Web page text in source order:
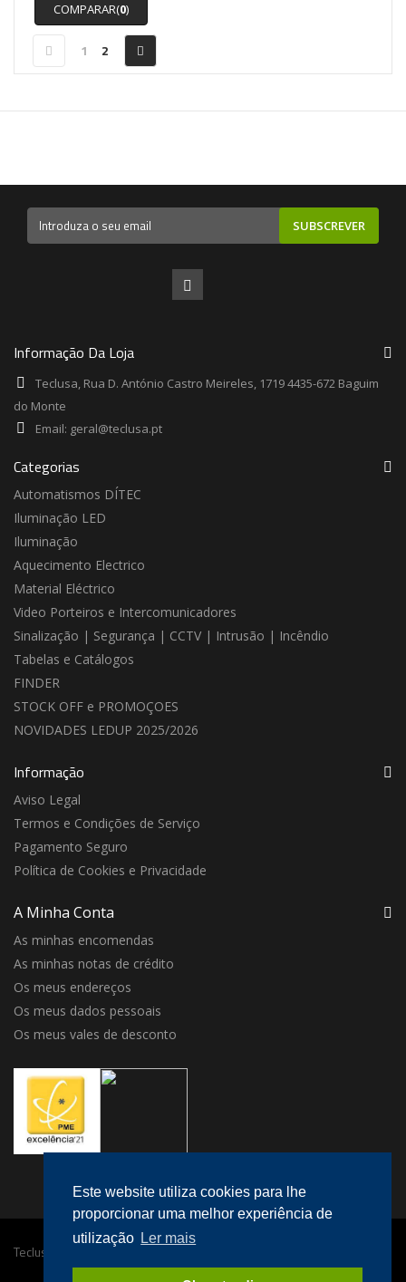
Este website utiliza cookies para lhe
proporcionar uma melhor experiência de
utilização Ler mais
COMPARAR(0)
1 2
SUBSCREVER
Informação Da Loja
Teclusa, Rua D. António Castro Meireles, 1719 4435-672 Baguim
do Monte
Email: geral@teclusa.pt
Categorias
Automatismos DÍTEC
Iluminação LED
Iluminação
Aquecimento Electrico
Material Eléctrico
Video Porteiros e Intercomunicadores
Sinalização | Segurança | CCTV | Intrusão | Incêndio
Tabelas e Catálogos
FINDER
STOCK OFF e PROMOÇOES
NOVIDADES LEDUP 2025/2026
Informação
Aviso Legal
Termos e Condições de Serviço
Pagamento Seguro
Política de Cookies e Privacidade
A Minha Conta
As minhas encomendas
As minhas notas de crédito
Os meus endereços
Os meus dados pessoais
Os meus vales de desconto
Teclusa © 2016 Todos os direitos reservados.
Desenvolvido por